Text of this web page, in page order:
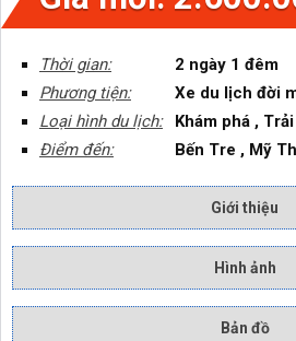
Thời gian:
2 ngày 1 đêm
Phương tiện:
Xe du lịch đời
Loại hình du lịch:
Khám phá ,
Điểm đến:
Bến Tre , Mỹ
Giới thiệu
Hình ảnh
Bản đồ